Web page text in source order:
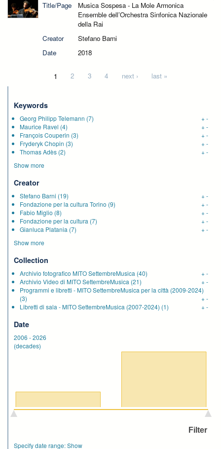
Title/Page
Musica Sospesa - La Mole Armonica
Ensemble dell’Orchestra Sinfonica Nazionale
della Rai
Creator
Stefano Barni
Date
2018
1 2 3 4 next › last »
Keywords
Georg Philipp Telemann (7) +-
Maurice Ravel (4) +-
François Couperin (3) +-
Fryderyk Chopin (3) +-
Thomas Adès (2) +-
Show more
Creator
Stefano Barni (19) +-
Fondazione per la cultura Torino (9) +-
Fabio Miglio (8) +-
Fondazione per la cultura (7) +-
Gianluca Platania (7) +-
Show more
Collection
Archivio fotografico MITO SettembreMusica (40) +-
Archivio Video di MITO SettembreMusica (21) +-
Programmi e libretti - MITO SettembreMusica per la città (2009-2024)
(3)
+-
Libretti di sala - MITO SettembreMusica (2007-2024) (1) +-
Date
2006 -2026
(decades)
Specify date range:Show